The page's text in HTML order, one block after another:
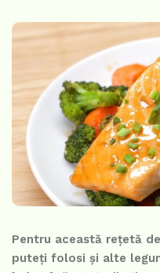
Pentru această rețetă
puteți folosi și alte